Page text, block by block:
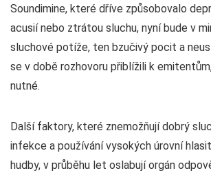
Soundimine, které dříve způsobovalo
acusií nebo ztrátou sluchu, nyní bude v
sluchové potíže, ten bzučivý pocit a
se v době rozhovoru přiblížili k
nutné.
Další faktory, které znemožňují dobrý
infekce a používání vysokých úrovní
hudby, v průběhu let oslabují orgán